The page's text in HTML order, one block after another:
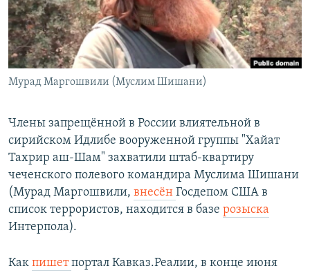
СПОРТ
МИР
БЛОГИ
ГОЛОСА
ЧИТАЕМ ПРЕССУ
АРХИВ РАДИОПРОГРАММЫ
Все сайты РСЕ/РС
Мурад Маргошвили (Муслим Шишани)
Члены запрещённой в России влиятельной в
сирийском Идлибе вооруженной группы "Хайат
Тахрир аш-Шам" захватили штаб-квартиру
чеченского полевого командира Муслима Шишани
(Мурад Маргошвили, внесён Госдепом США в
список террористов, находится в базе розыска
Интерпола).
Как пишетпортал Кавказ.Реалии, в конце июня